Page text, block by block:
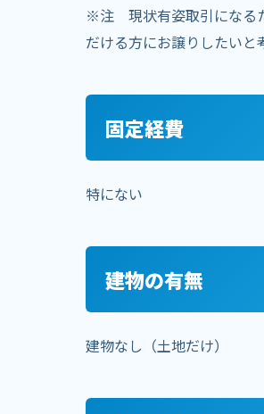
※注 現状有姿取引になる
だける方にお譲りしたいと
固定経費
特にない
建物の有無
建物なし（土地だけ）